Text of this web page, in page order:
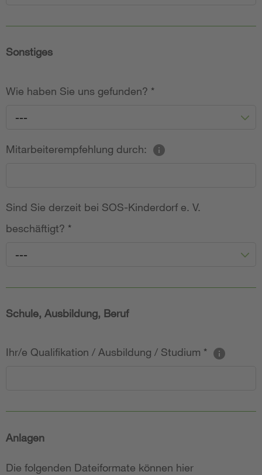
Sonstiges
Wie haben Sie uns gefunden? *
---
Mitarbeiterempfehlung durch:
Sind Sie derzeit bei SOS-Kinderdorf e. V.
beschäftigt? *
---
Schule, Ausbildung, Beruf
Ihr/e Qualifikation / Ausbildung / Studium *
Anlagen
Die folgenden Dateiformate können hier